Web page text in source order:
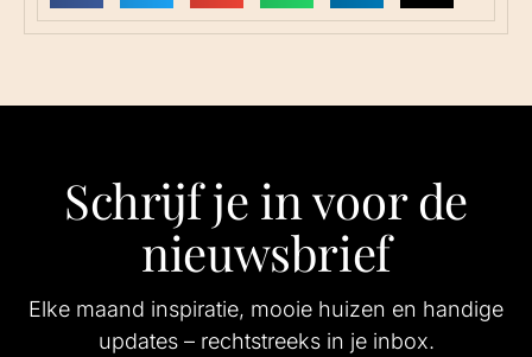
Schrijf je in voor de
nieuwsbrief
Elke maand inspiratie, mooie huizen en handige
updates – rechtstreeks in je inbox.